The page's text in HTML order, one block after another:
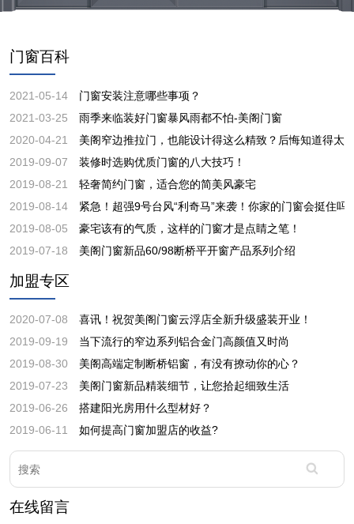
门窗百科
2021-05-14
门窗安装注意哪些事项？
2021-03-25
雨季来临装好门窗暴风雨都不怕-美阁门窗
2020-04-21
美阁窄边推拉门，也能设计得这么精致？后悔知道得太
2019-09-07
装修时选购优质门窗的八大技巧！
2019-08-21
轻奢简约门窗，适合您的简美风豪宅
2019-08-14
紧急！超强9号台风“利奇马”来袭！你家的门窗会挺住吗
2019-08-05
豪宅该有的气质，这样的门窗才是点睛之笔！
2019-07-18
美阁门窗新品60/98断桥平开窗产品系列介绍
加盟专区
2020-07-08
喜讯！祝贺美阁门窗云浮店全新升级盛装开业！
2019-09-19
当下流行的窄边系列铝合金门高颜值又时尚
2019-08-30
美阁高端定制断桥铝窗，有没有撩动你的心？
2019-07-23
美阁门窗新品精装细节，让您拾起细致生活
2019-06-26
搭建阳光房用什么型材好？
2019-06-11
如何提高门窗加盟店的收益?
在线留言